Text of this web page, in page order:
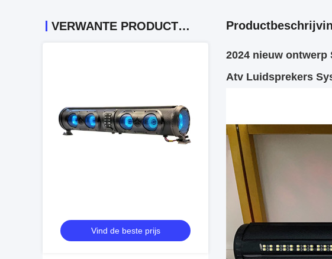
VERWANTE PRODUCTEN
Vind de beste prijs
2024 nieuw
Atv Luidsprekers